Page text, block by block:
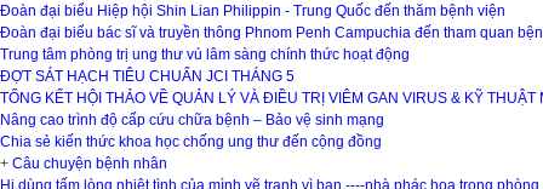
Đoàn đại biểu Hiệp hội Shin Lian Philippin - Trung Quốc đến thăm bệnh viện
Đoàn đại biểu bác sĩ và truyền thông Phnom Penh Campuchia đến tham quan
Trung tâm phòng trị ung thư vú lâm sàng chính thức hoạt động
ĐỢT SÁT HẠCH TIÊU CHUẨN JCI THÁNG 5
TỔNG KẾT HỘI THẢO VỀ QUẢN LÝ VÀ ĐIỀU TRỊ VIÊM GAN VIRUS & KỸ
Nâng cao trình độ cấp cứu chữa bệnh – Bảo vệ sinh mạng
Chia sẻ kiến thức khoa học chống ung thư đến cộng đồng
+ Câu chuyện bệnh nhân
Hi,dùng tấm lòng nhiệt tình của mình vẽ tranh vì bạn ----nhà phác họa trong